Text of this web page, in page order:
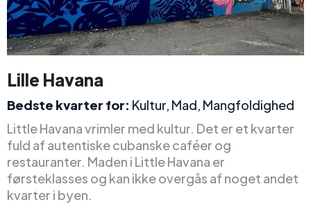
Lille Havana
Bedste kvarter for: Kultur, Mad, Mangfoldighed
Little Havana vrimler med kultur. Det er et kvarter
fuld af autentiske cubanske caféer og
restauranter. Maden i Little Havana er
førsteklasses og kan ikke overgås af noget andet
kvarter i byen.